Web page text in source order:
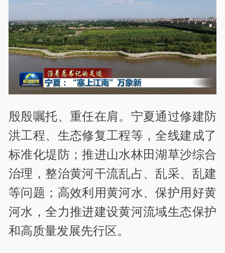
殷殷嘱托、重任在肩。宁夏通过修建防
洪工程、生态修复工程等，全线建成了
标准化堤防；推进山水林田湖草沙综合
治理，整治黄河干流乱占、乱采、乱建
等问题；高效利用黄河水、保护用好黄
河水，全力推进建设黄河流域生态保护
和高质量发展先行区。